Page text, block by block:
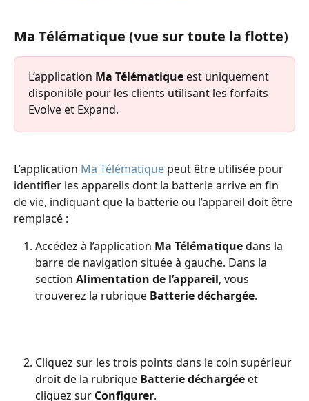
Ma Télématique (vue sur toute la flotte)
L’application Ma Télématique est uniquement
disponible pour les clients utilisant les forfaits
Evolve et Expand.
L’application Ma Télématique peut être utilisée pour
identifier les appareils dont la batterie arrive en fin
de vie, indiquant que la batterie ou l’appareil doit être
remplacé :
Accédez à l’application Ma Télématique dans la
barre de navigation située à gauche. Dans la
section Alimentation de l’appareil, vous
trouverez la rubrique Batterie déchargée.
Cliquez sur les trois points dans le coin supérieur
droit de la rubrique Batterie déchargée et
cliquez sur Configurer.